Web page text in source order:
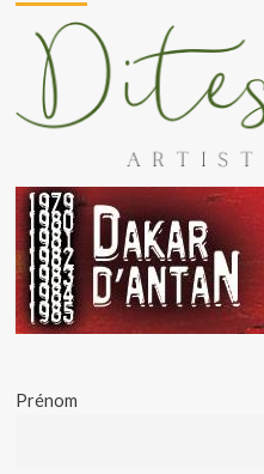
Prénom